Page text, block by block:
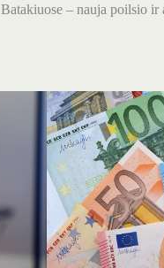
Batakiuose – nauja poilsio ir